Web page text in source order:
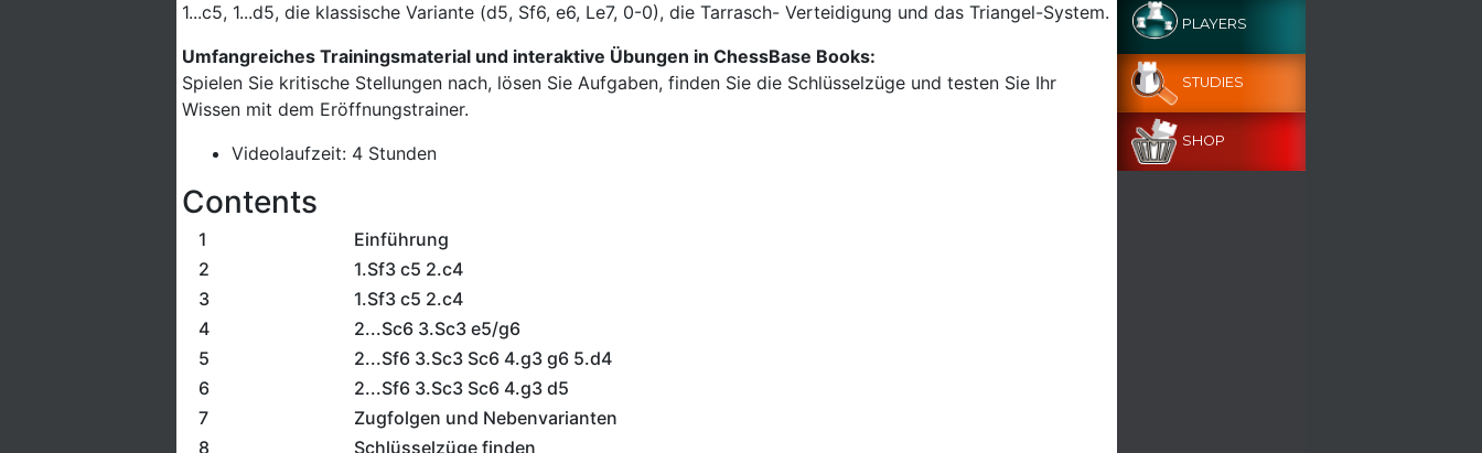
1...c5, 1...d5, die klassische Variante (d5, Sf6, e6, Le7, 0-0), die Tarrasch- Verteidigung und das Triangel-System.
Umfangreiches Trainingsmaterial und interaktive Übungen in ChessBase Books:
Spielen Sie kritische Stellungen nach, lösen Sie Aufgaben, finden Sie die Schlüsselzüge und testen Sie Ihr
Wissen mit dem Eröffnungstrainer.
Videolaufzeit: 4 Stunden
Contents
1
Einführung
2
1.Sf3 c5 2.c4
3
1.Sf3 c5 2.c4
4
2...Sc6 3.Sc3 e5/g6
5
2...Sf6 3.Sc3 Sc6 4.g3 g6 5.d4
6
2...Sf6 3.Sc3 Sc6 4.g3 d5
7
Zugfolgen und Nebenvarianten
8
Schlüsselzüge finden
PLAYERS
STUDIES
SHOP